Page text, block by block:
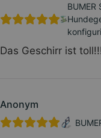
BUMER
Das Geschirr ist
Anonym